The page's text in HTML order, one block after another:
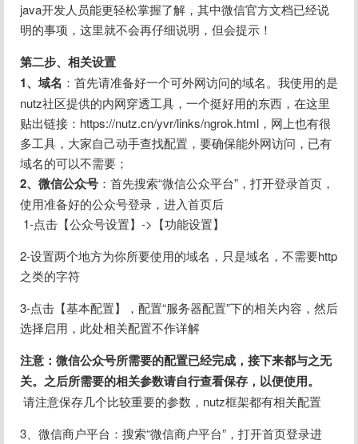
java开发人员能更轻松掌握了解，其中微信官方文档已经说
明的事项，这里就不会再仔细说明，但会提示！
第二步、相关设置
1、域名 ：首先请准备好一个可外网访问的域名。我使用的是
nutz社区提供的内网穿透工具，一个挺好用的东西，在这里
贴出链接：https://nutz.cn/yvr/links/ngrok.html，网上也有很
多工具，大家自己动手查找配置，要确保能外网访问，已有
域名的可以不需要；
2、微信公众号 ：首先搜索“微信公众平台”，打开登录首页，
使用准备好的公众号登录，进入首页后
1-点击【公众号设置】->【功能设置】
2-设置两个地方为你所要使用的域名，只是域名，不需要http
之类的字符
3-点击【基本配置】，配置“服务器配置”下的相关内容，然后
选择启用，此处相关配置不作详解
注意：微信公众号所需要的配置已经完成，接下来都与之无
关。之后所需要的相关参数请自行查看保存，以便使用。
请注意保存几个比较重要的参数，nutz框架都有相关配置
3、微信商户平台：搜索“微信商户平台”，打开首页登录进